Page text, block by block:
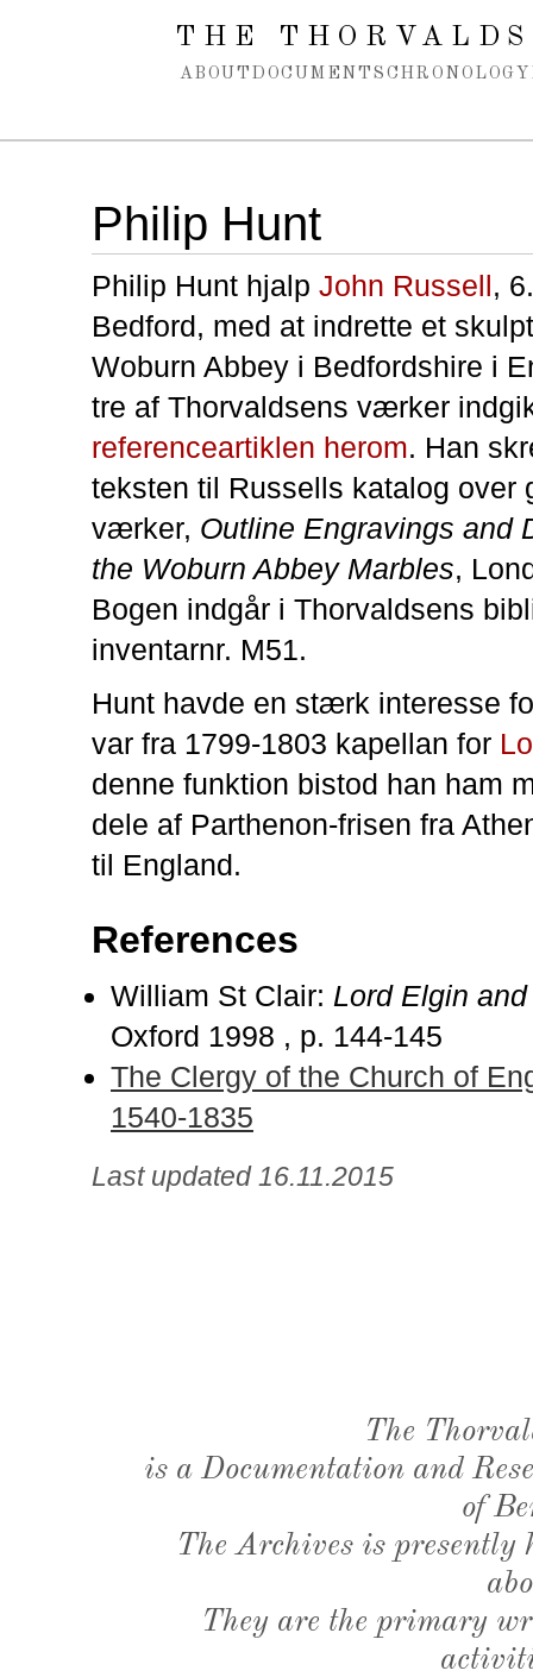
Spring navigation over
THE
ABOUT DOCUMENTS CHRONOLOGY
Philip Hunt
Philip Hunt hjalp John Russell,
Bedford, med at indrette et
Woburn Abbey i Bedfordshire i
tre af Thorvaldsens værker
referenceartiklen herom. Han
teksten til Russells katalog over
værker, Outline Engravings and
the Woburn Abbey Marbles,
Bogen indgår i Thorvaldsens
inventarnr. M51.
Hunt havde en stærk interesse
var fra 1799-1803 kapellan for
denne funktion bistod han ham
dele af Parthenon-frisen fra
til England.
References
William St Clair: Lord Elgin
Oxford 1998 , p. 144-145
The Clergy of the Church of
1540-1835
Last updated 16.11.2015
The
is a Documentation and
of
The Archives is presently
They are the primary